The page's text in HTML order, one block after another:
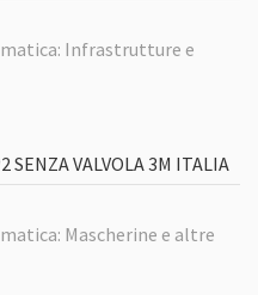
Infrastrutture e
SENZA VALVOLA 3M ITALIA
Mascherine e altre